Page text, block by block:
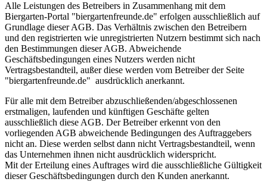
Alle Leistungen des Betreibers in Zusammenhang mit dem
Biergarten-Portal "biergartenfreunde.de" erfolgen ausschließlich auf
Grundlage dieser AGB. Das Verhältnis zwischen den Betreibern
und den registrierten wie unregistrierten Nutzern bestimmt sich nach
den Bestimmungen dieser AGB. Abweichende
Geschäftsbedingungen eines Nutzers werden nicht
Vertragsbestandteil, außer diese werden vom Betreiber der Seite
"biergartenfreunde.de" ausdrücklich anerkannt.
Für alle mit dem Betreiber abzuschließenden/abgeschlossenen
erstmaligen, laufenden und künftigen Geschäfte gelten
ausschließlich diese AGB. Der Betreiber erkennt von den
vorliegenden AGB abweichende Bedingungen des Auftraggebers
nicht an. Diese werden selbst dann nicht Vertragsbestandteil, wenn
das Unternehmen ihnen nicht ausdrücklich widerspricht.
Mit der Erteilung eines Auftrages wird die ausschließliche Gültigkeit
dieser Geschäftsbedingungen durch den Kunden anerkannt.